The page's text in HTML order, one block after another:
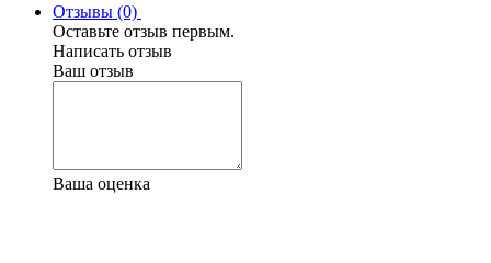
Отзывы (0)
Оставьте отзыв первым.
Написать отзыв
Ваш отзыв
Ваша оценка